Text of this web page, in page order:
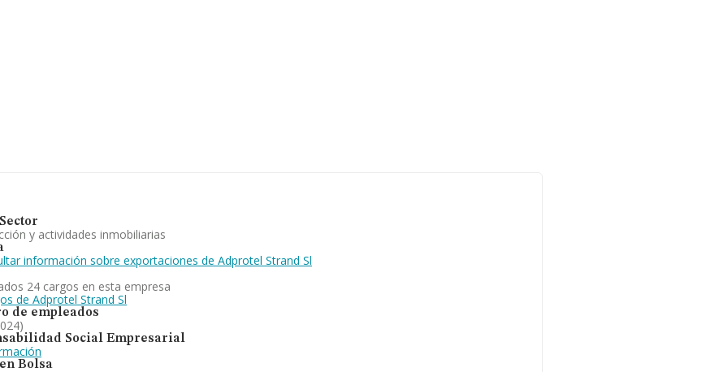
y actividades inmobiliarias
información sobre exportaciones de Adprotel Strand Sl
24 cargos en esta empresa
de Adprotel Strand Sl
de empleados
Social Empresarial
Bolsa